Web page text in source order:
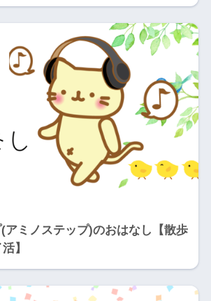
アミノステップ)のおはなし【散歩
】